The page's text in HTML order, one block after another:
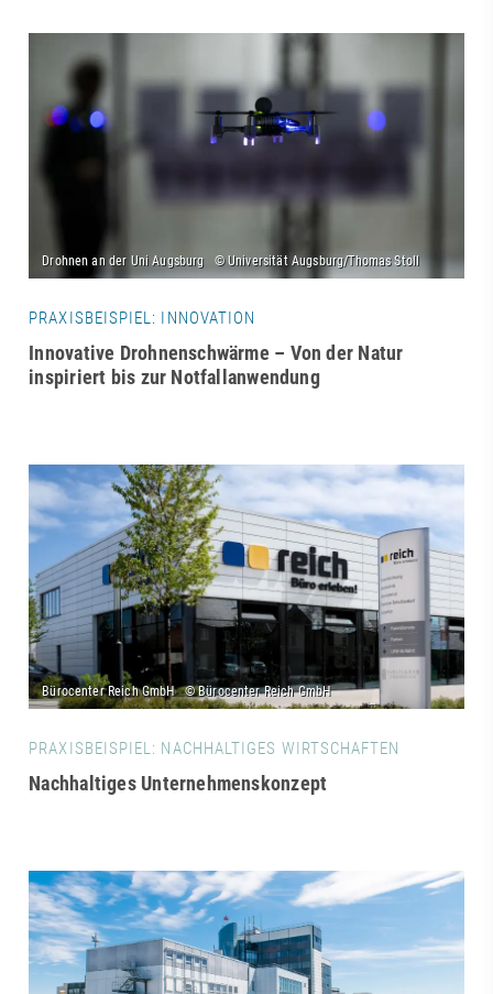
PRAXISBEISPIEL: INNOVATION
Innovative Drohnenschwärme – Von der Natur
inspiriert bis zur Notfallanwendung
PRAXISBEISPIEL: NACHHALTIGES WIRTSCHAFTEN
Nachhaltiges Unternehmenskonzept